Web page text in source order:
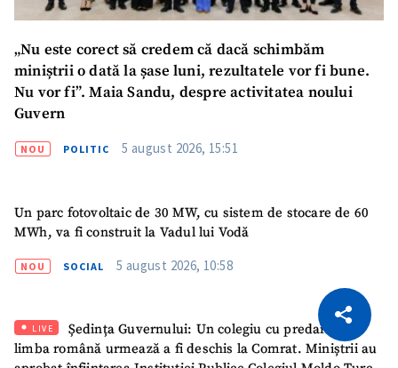
Copiază Link
„Nu este corect să credem că dacă schimbăm
miniștrii o dată la șase luni, rezultatele vor fi bune.
Nu vor fi”. Maia Sandu, despre activitatea noului
Guvern
NOU POLITIC 5 august 2026, 15:51
Un parc fotovoltaic de 30 MW, cu sistem de stocare de 60
MWh, va fi construit la Vadul lui Vodă
NOU SOCIAL 5 august 2026, 10:58
LIVE
Ședința Guvernului: Un colegiu cu predare în
limba română urmează a fi deschis la Comrat. Miniștrii au
Citește articolul